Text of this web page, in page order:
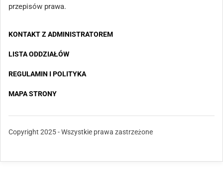
przepisów prawa.
KONTAKT Z ADMINISTRATOREM
LISTA ODDZIAŁÓW
REGULAMIN I POLITYKA
MAPA STRONY
Copyright 2025 - Wszystkie prawa zastrzeżone